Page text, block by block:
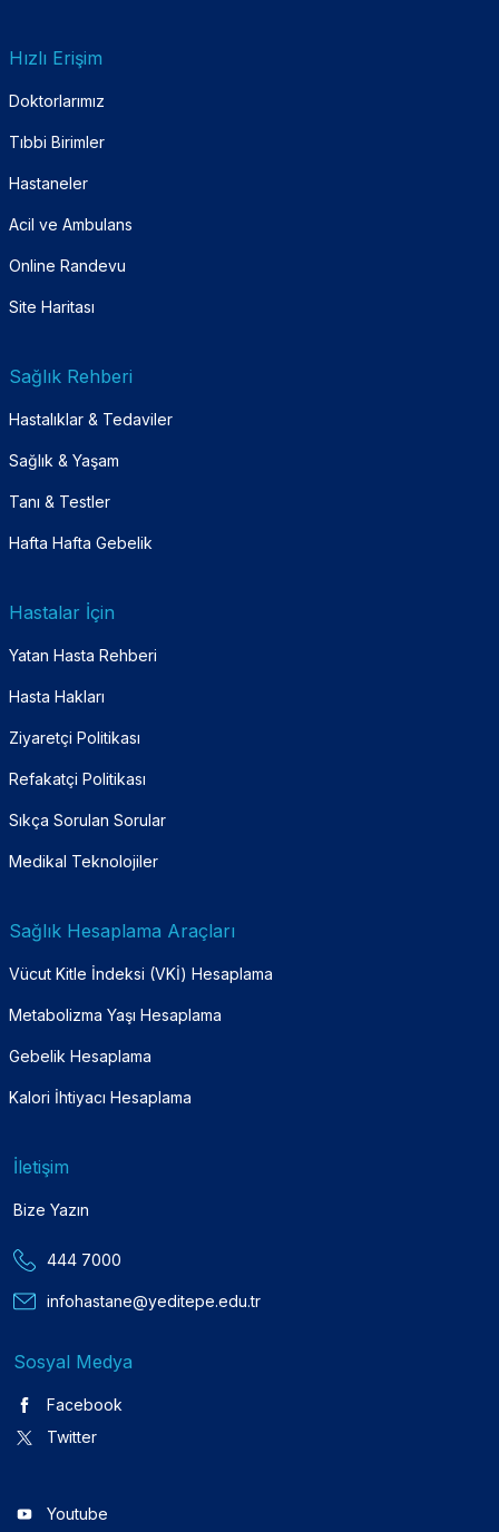
Hızlı Erişim
Doktorlarımız
Tıbbi Birimler
Hastaneler
Acil ve Ambulans
Online Randevu
Site Haritası
Sağlık Rehberi
Hastalıklar & Tedaviler
Sağlık & Yaşam
Tanı & Testler
Hafta Hafta Gebelik
Hastalar İçin
Yatan Hasta Rehberi
Hasta Hakları
Ziyaretçi Politikası
Refakatçi Politikası
Sıkça Sorulan Sorular
Medikal Teknolojiler
Sağlık Hesaplama Araçları
Vücut Kitle İndeksi (VKİ) Hesaplama
Metabolizma Yaşı Hesaplama
Gebelik Hesaplama
Kalori İhtiyacı Hesaplama
İletişim
Bize Yazın
444 7000
infohastane@yeditepe.edu.tr
Sosyal Medya
Facebook
Twitter
Youtube